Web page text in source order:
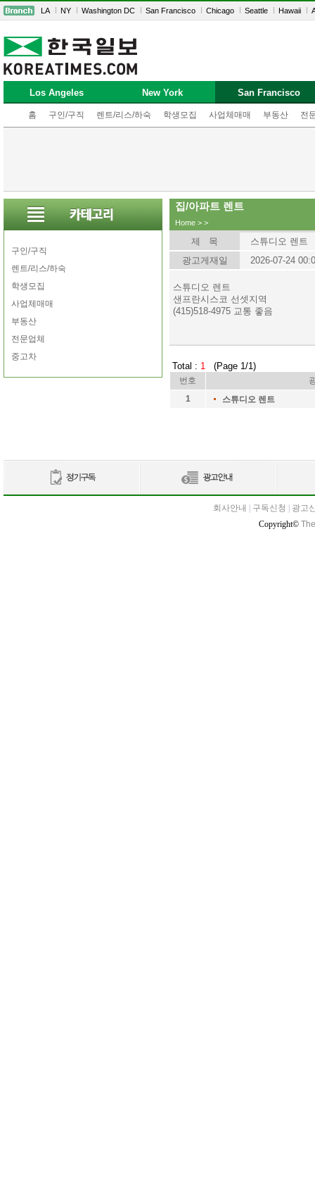
LA NY Washington DC San Francisco Chicago Seattle Hawaii
Los Angeles New York San Francisco
홈 구인/구직 렌트/리스/하숙 학생모집 사업체매매 부동산 전
구인/구직
렌트/리스/하숙
학생모집
사업체매매
부동산
전문업체
중고차
집/아파트 렌트
Home > >
제 목
스튜디오 렌트
광고게재일
2026-07-24
스튜디오 렌트
샌프란시스코 선셋지역
(415)518-4975 교통 좋음
Total : 1 (Page 1/1)
번호
1
스튜디오 렌트
회사안내 구독신청
광고
Copyright©